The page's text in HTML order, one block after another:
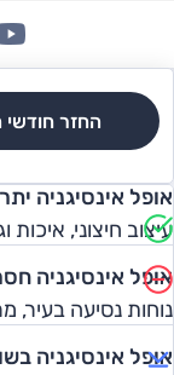
החזר
אופל אינסיגניה
עיצוב חיצוני,
אופל אינסיגניה
נוחות נסיעה בעיר,
אופל אינסיגניה